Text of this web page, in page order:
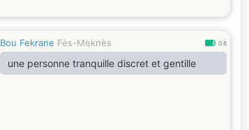
Bou Fekrane Fès-Meknès 0.8
une personne tranquille discret et gentille